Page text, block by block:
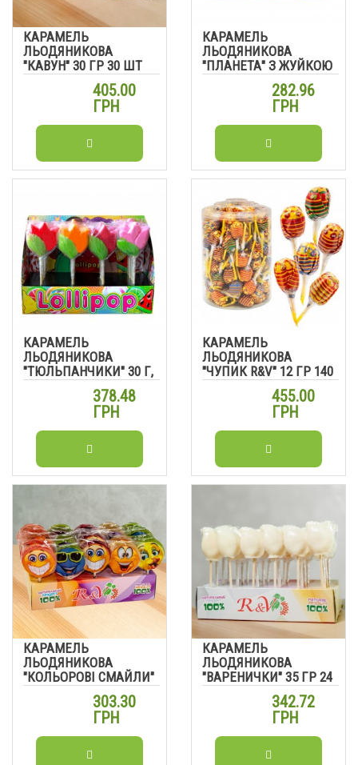
КАРАМЕЛЬ
ЛЬОДЯНИКОВА
"КАВУН" 30 ГР 30 ШТ
405.00
ГРН
КАРАМЕЛЬ
ЛЬОДЯНИКОВА
"ПЛАНЕТА" З ЖУЙКОЮ
282.96
ГРН
КАРАМЕЛЬ
ЛЬОДЯНИКОВА
"ТЮЛЬПАНЧИКИ" 30 Г,
24 ШТ
378.48
ГРН
КАРАМЕЛЬ
ЛЬОДЯНИКОВА
"ЧУПИК R&V" 12 ГР 140
ШТ
455.00
ГРН
КАРАМЕЛЬ
ЛЬОДЯНИКОВА
"КОЛЬОРОВІ СМАЙЛИ"
30ГР 30 ШТ
303.30
ГРН
КАРАМЕЛЬ
ЛЬОДЯНИКОВА
"ВАРЕНИЧКИ" 35 ГР 24
ШТ
342.72
ГРН